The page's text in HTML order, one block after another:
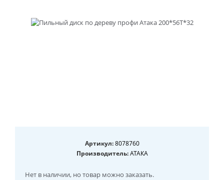
Артикул:8078760
Производитель:АТАКА
Нет в наличии, но товар можно заказать.